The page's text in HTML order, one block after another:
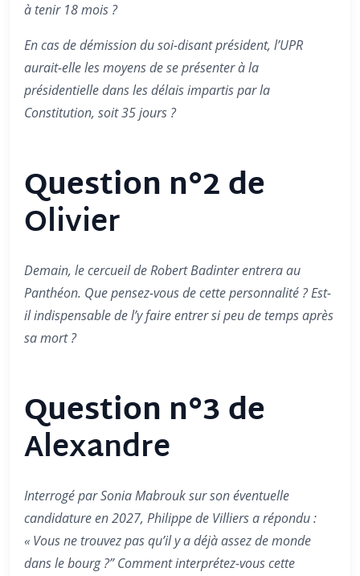
à tenir 18 mois ?
En cas de démission du soi-disant président, l’UPR
aurait-elle les moyens de se présenter à la
présidentielle dans les délais impartis par la
Constitution, soit 35 jours ?
Question n°2 de
Olivier
Demain, le cercueil de Robert Badinter entrera au
Panthéon. Que pensez-vous de cette personnalité ? Est-
il indispensable de l’y faire entrer si peu de temps après
sa mort ?
Question n°3 de
Alexandre
Interrogé par Sonia Mabrouk sur son éventuelle
candidature en 2027, Philippe de Villiers a répondu :
« Vous ne trouvez pas qu’il y a déjà assez de monde
dans le bourg ?” Comment interprétez-vous cette